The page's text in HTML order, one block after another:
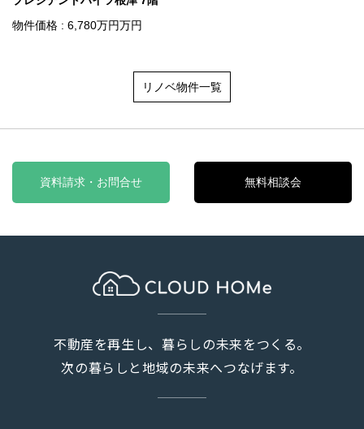
物件価格 : 6,780万円万円
リノベ物件一覧
資料請求・お問合せ 無料相談会
不動産を再生し、暮らしの未来をつくる。
次の暮らしと地域の未来へつなげます。